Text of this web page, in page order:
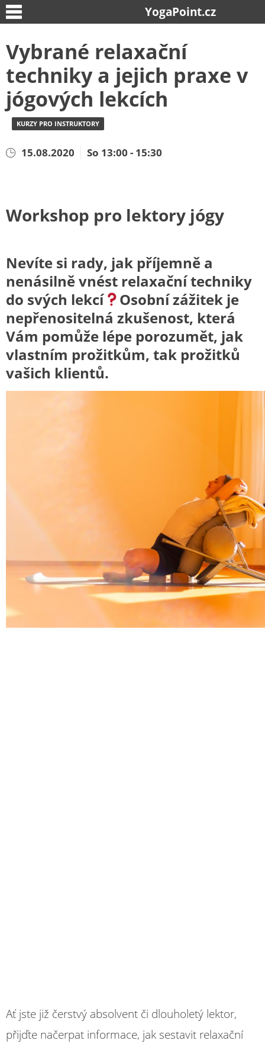
YogaPoint.cz
Vybrané relaxační
techniky a jejich praxe v
jógových lekcích
KURZY PRO INSTRUKTORY
15.08.2020 So 13:00 - 15:30
Workshop pro lektory jógy
Nevíte si rady, jak příjemně a
nenásilně vnést relaxační techniky
do svých lekcí
Osobní zážitek je
nepřenositelná zkušenost, která
Vám pomůže lépe porozumět, jak
vlastním prožitkům, tak prožitků
vašich klientů.
Ať jste již čerstvý absolvent či dlouholetý lektor,
přijďte načerpat informace, jak sestavit relaxační